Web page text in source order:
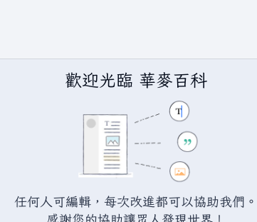
創用CC 姓名標示─相同方式分享）授權條款發佈（詳情
歡迎光臨 華麥百科
任何人可編輯，每次改進都可以協助我們。
感謝您的協助讓眾人發現世界！